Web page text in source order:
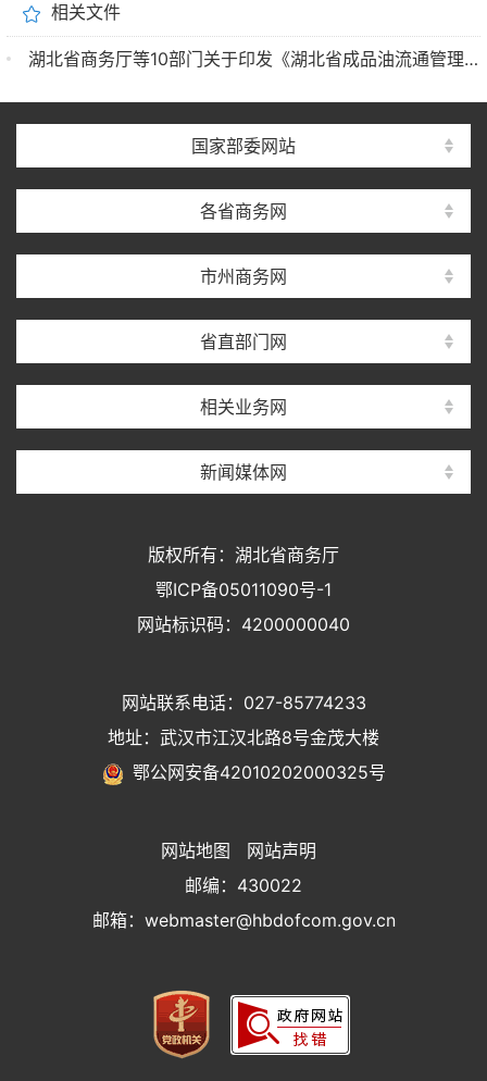
相关文件
湖北省商务厅等10部门关于印发《湖北省成品油流通管理办法实施细则》的通知
国家部委网站
各省商务网
市州商务网
省直部门网
相关业务网
新闻媒体网
版权所有：湖北省商务厅
鄂ICP备05011090号-1
网站标识码：4200000040
网站联系电话：027-85774233
地址：武汉市江汉北路8号金茂大楼
鄂公网安备42010202000325号
网站地图
网站声明
邮编：430022
邮箱：webmaster@hbdofcom.gov.cn